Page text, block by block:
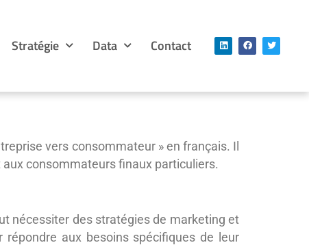
Stratégie Data Contact
vers consommateur » en français. Il
consommateurs finaux particuliers.
nécessiter des stratégies de marketing et
aux besoins spécifiques de leur